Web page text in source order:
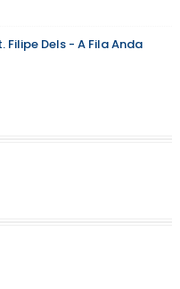
Dels - A Fila Anda